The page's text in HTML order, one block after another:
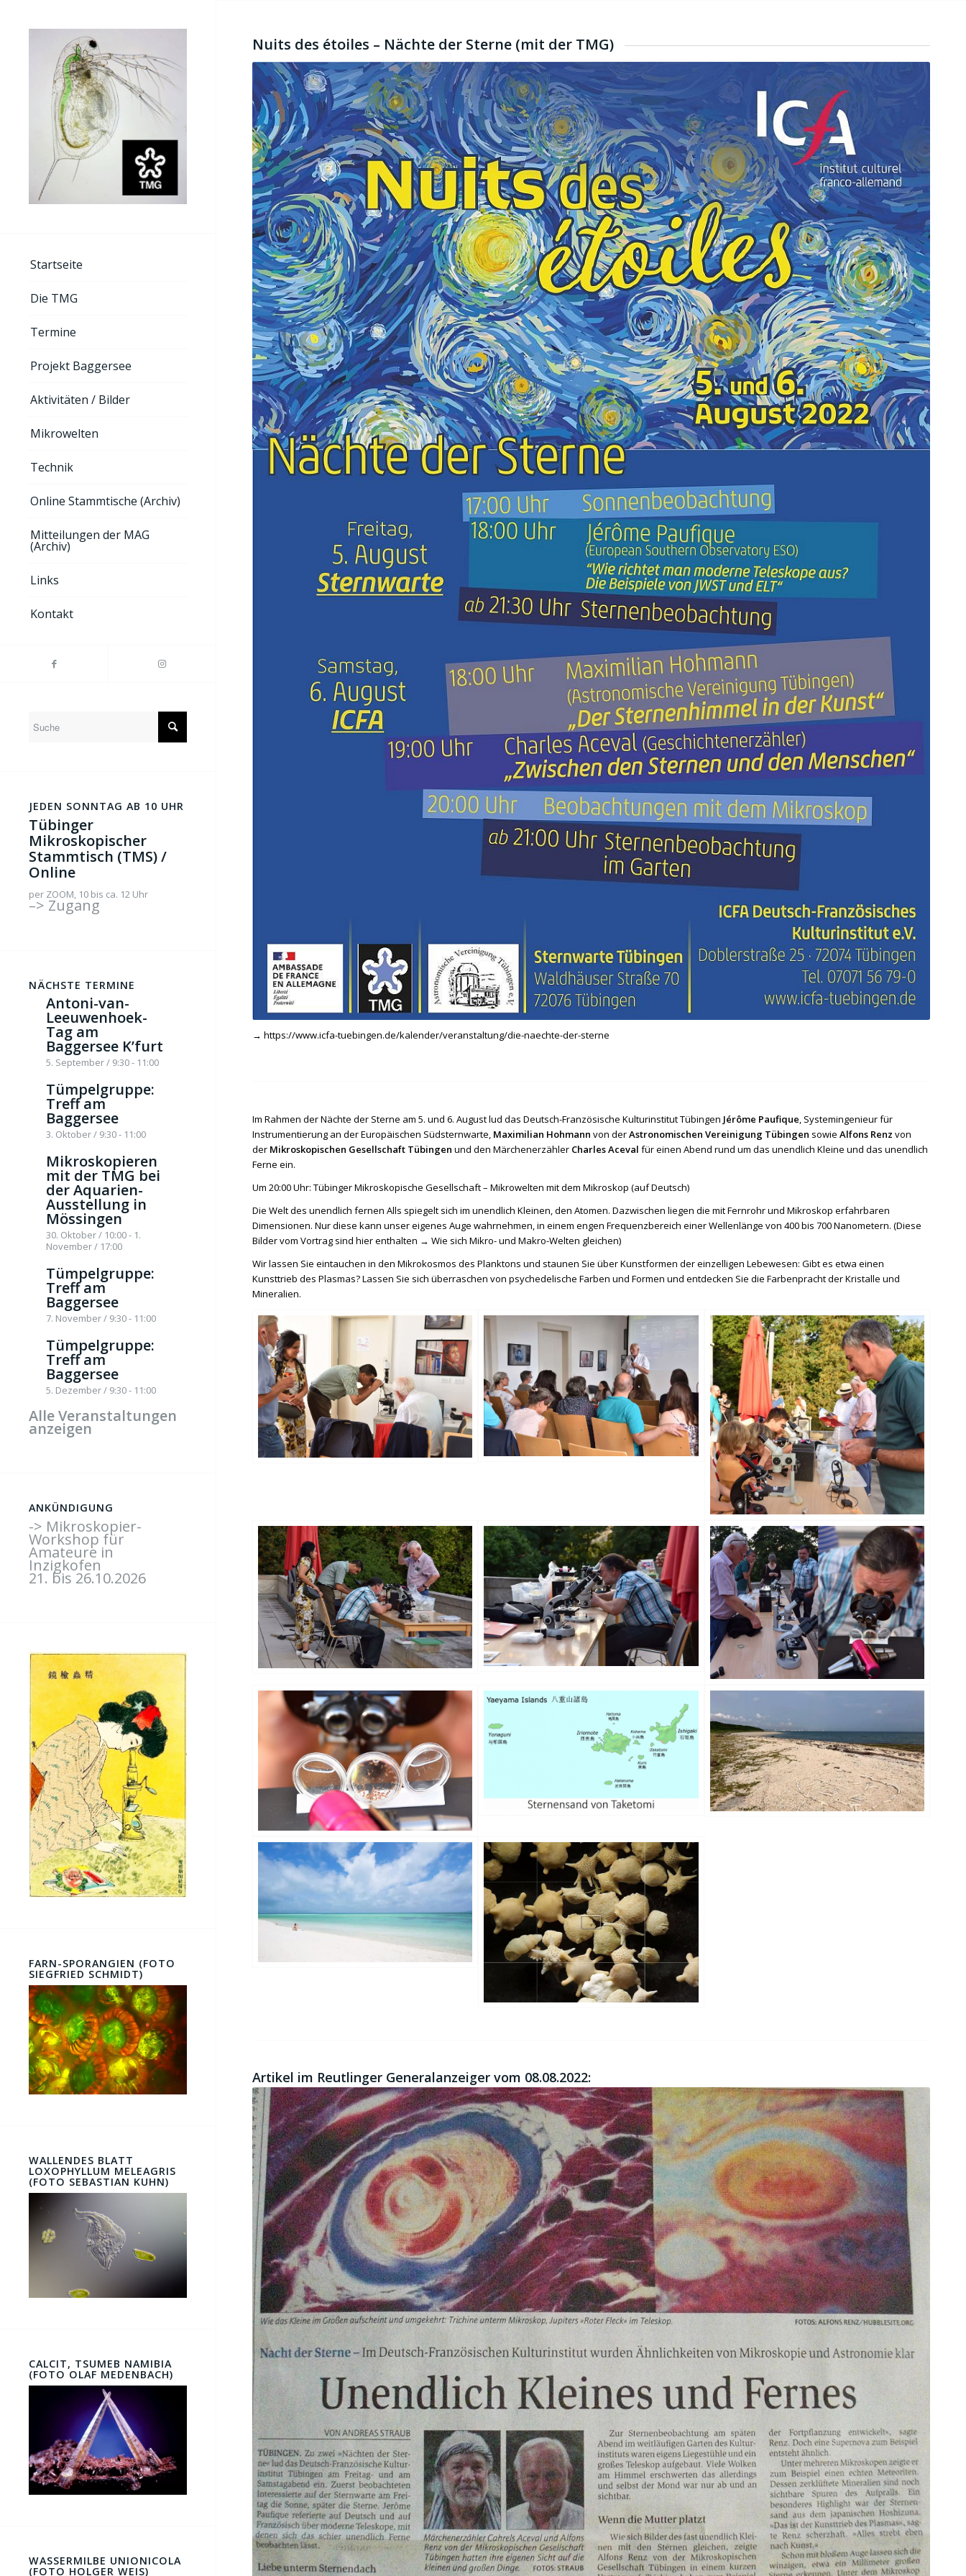
Startseite
Die TMG
Termine
Projekt Baggersee
Aktivitäten / Bilder
Mikrowelten
Technik
Online Stammtische (Archiv)
Mitteilungen der MAG
(Archiv)
Links
Kontakt
JEDEN SONNTAG AB 10 UHR
Tübinger
Mikroskopischer
Stammtisch (TMS) /
Online
per ZOOM, 10 bis ca. 12 Uhr
–> Zugang
NÄCHSTE TERMINE
Antoni-van-
Leeuwenhoek-
Tag am
Baggersee K’furt
5. September / 9:30- 11:00
Tümpelgruppe:
Treff am
Baggersee
3. Oktober / 9:30- 11:00
Mikroskopieren
mit der TMG bei
der Aquarien-
Ausstellung in
Mössingen
30. Oktober / 10:00- 1.
November / 17:00
Tümpelgruppe:
Treff am
Baggersee
7. November / 9:30- 11:00
Tümpelgruppe:
Treff am
Baggersee
5. Dezember / 9:30- 11:00
Alle Veranstaltungen
anzeigen
ANKÜNDIGUNG
-> Mikroskopier-
Workshop für
Amateure in
Inzigkofen
21. bis 26.10.2026
FARN-SPORANGIEN (FOTO
SIEGFRIED SCHMIDT)
WALLENDES BLATT
LOXOPHYLLUM MELEAGRIS
(FOTO SEBASTIAN KUHN)
CALCIT, TSUMEB NAMIBIA
(FOTO OLAF MEDENBACH)
WASSERMILBE UNIONICOLA
(FOTO HOLGER WEIS)
Nuits des étoiles – Nächte der Sterne (mit der TMG)
→ https://www.icfa-tuebingen.de/kalender/veranstaltung/die-naechte-der-sterne
Im Rahmen der Nächte der Sterne am 5. und 6. August lud das Deutsch-Französische Kulturinstitut Tübingen Jérôme Paufique, Systemingenieur für
Instrumentierung an der Europäischen Südsternwarte, Maximilian Hohmann von derAstronomischen Vereinigung Tübingen sowie Alfons Renz von
der Mikroskopischen Gesellschaft Tübingen und den Märchenerzähler Charles Aceval für einen Abend rund um das unendlich Kleine und das unendlich
Ferne ein.
Um 20:00 Uhr: Tübinger Mikroskopische Gesellschaft – Mikrowelten mit dem Mikroskop (auf Deutsch)
Die Welt des unendlich fernen Alls spiegelt sich im unendlich Kleinen, den Atomen. Dazwischen liegen die mit Fernrohr und Mikroskop erfahrbaren
Dimensionen. Nur diese kann unser eigenes Auge wahrnehmen, in einem engen Frequenzbereich einer Wellenlänge von 400 bis 700 Nanometern. (Diese
Bilder vom Vortrag sind hier enthalten → Wie sich Mikro- und Makro-Welten gleichen)
Wir lassen Sie eintauchen in den Mikrokosmos des Planktons und staunen Sie über Kunstformen der einzelligen Lebewesen: Gibt es etwa einen
Kunsttrieb des Plasmas? Lassen Sie sich überraschen von psychedelische Farben und Formen und entdecken Sie die Farbenpracht der Kristalle und
Mineralien.
Artikel im Reutlinger Generalanzeiger vom 08.08.2022: